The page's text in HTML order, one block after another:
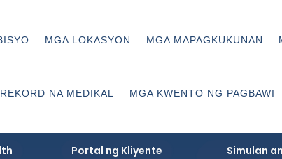
MGA LOKASYON MGA MAPAGKUKUNAN
NA MEDIKAL MGA KWENTO NG PAGBAWI
Portal ng Kliyente
Simulan